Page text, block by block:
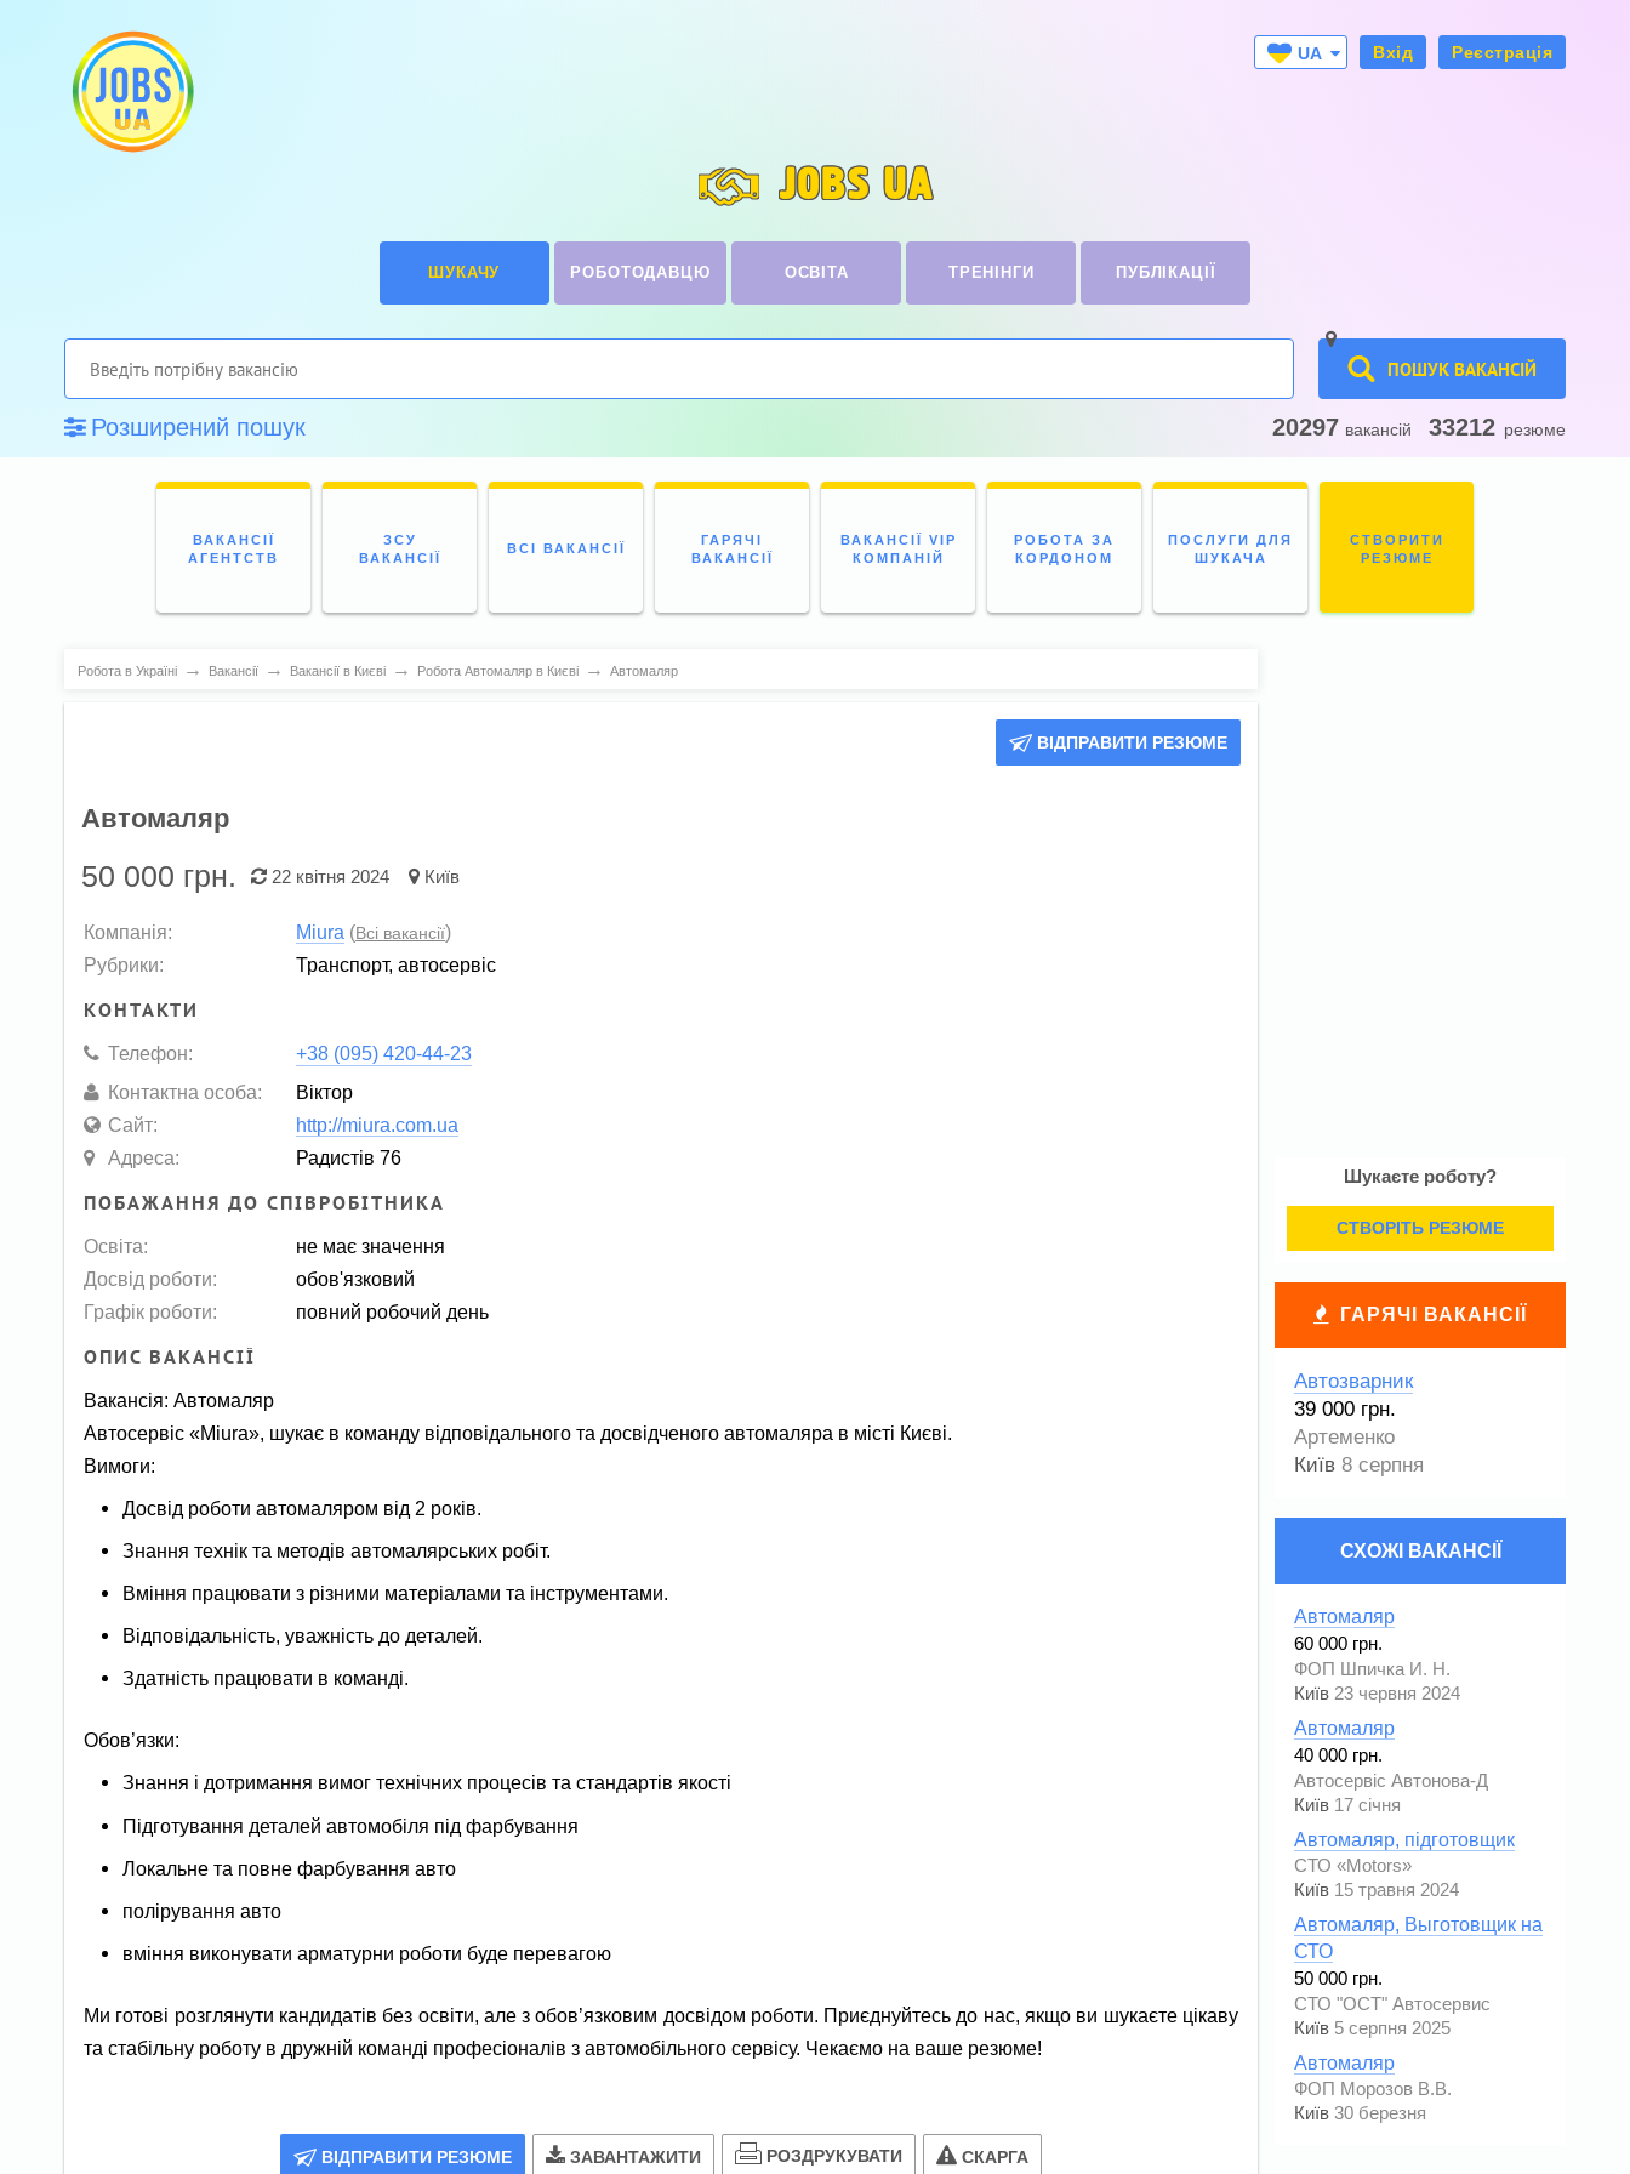
UA
Вхід Реєстрація
JOBS UA
ШУКАЧУ РОБОТОДАВЦЮ ОСВІТА ТРЕНІНГИ ПУБЛІКАЦІЇ
ПОШУК ВАКАНСІЙ
Розширений пошук 20297 вакансій 33212 резюме
ВАКАНСІЇ
АГЕНТСТВ
ЗСУ
ВАКАНСІЇ
ВСІ ВАКАНСІЇ
ГАРЯЧІ
ВАКАНСІЇ
ВАКАНСІЇ VIP
КОМПАНІЙ
РОБОТА ЗА
КОРДОНОМ
ПОСЛУГИ ДЛЯ
ШУКАЧА
СТВОРИТИ
РЕЗЮМЕ
Робота в Україні → Вакансії → Вакансії в Києві → Робота Автомаляр в Києві → Автомаляр
ВІДПРАВИТИ РЕЗЮМЕ
Автомаляр
50 000 грн. 22 квітня 2024 Київ
Компанія: Miura (Всі вакансії)
Рубрики:
Транспорт, автосервіс
КОНТАКТИ
Телефон:
+38 (095) 420-44-23
Контактна особа:
Віктор
Сайт:
http://miura.com.ua
Адреса:
Радистів 76
ПОБАЖАННЯ ДО СПІВРОБІТНИКА
Освіта:
не має значення
Досвід роботи:
обов'язковий
Графік роботи:
повний робочий день
ОПИС ВАКАНСІЇ
Вакансія: Автомаляр
Автосервіс «Miura», шукає в команду відповідального та досвідченого автомаляра в місті Києві.
Вимоги:
Досвід роботи автомаляром від 2 років.
Знання технік та методів автомалярських робіт.
Вміння працювати з різними матеріалами та інструментами.
Відповідальність, уважність до деталей.
Здатність працювати в команді.
Обов’язки:
Знання і дотримання вимог технічних процесів та стандартів якості
Підготування деталей автомобіля під фарбування
Локальне та повне фарбування авто
полірування авто
вміння виконувати арматурни роботи буде перевагою
Ми готові розглянути кандидатів без освіти, але з обов’язковим досвідом роботи. Приєднуйтесь до нас, якщо ви шукаєте цікаву
та стабільну роботу в дружній команді професіоналів з автомобільного сервісу. Чекаємо на ваше резюме!
ВІДПРАВИТИ РЕЗЮМЕ ЗАВАНТАЖИТИ РОЗДРУКУВАТИ СКАРГА
Шукаєте роботу?
СТВОРІТЬ РЕЗЮМЕ
ГАРЯЧІ ВАКАНСІЇ
Автозварник
39 000 грн.
Артеменко
Київ 8 серпня
СХОЖІ ВАКАНСІЇ
Автомаляр
60 000 грн.
ФОП Шпичка И. Н.
Київ 23 червня 2024
Автомаляр
40 000 грн.
Автосервіс Автонова-Д
Київ 17 січня
Автомаляр, підготовщик
СТО «Motors»
Київ 15 травня 2024
Автомаляр, Выготовщик на
СТО
50 000 грн.
СТО "ОСТ" Автосервис
Київ 5 серпня 2025
Автомаляр
ФОП Морозов В.В.
Київ 30 березня